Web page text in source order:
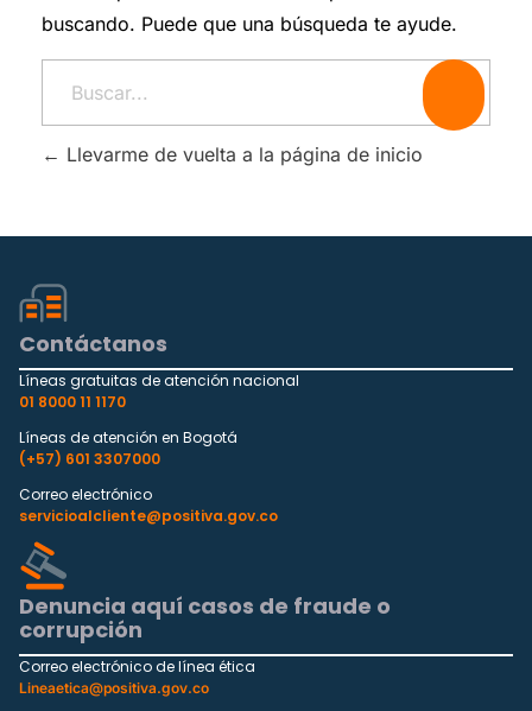
buscando. Puede que una búsqueda te ayude.
Llevarme de vuelta a la página de inicio
Contáctanos
Líneas gratuitas de atención nacional
01 8000 11 1170
Líneas de atención en Bogotá
(+57) 601 3307000
Correo electrónico
servicioalcliente@positiva.gov.co
Denuncia aquí casos de fraude o
corrupción
Correo electrónico de línea ética
Lineaetica@positiva.gov.co